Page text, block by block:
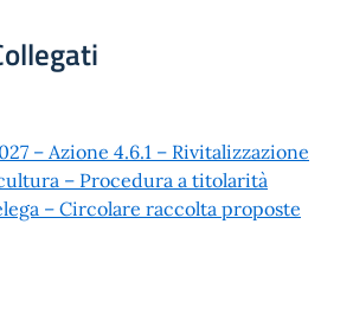
– Azione 4.6.1 – Rivitalizzazione
– Procedura a titolarità
– Circolare raccolta proposte